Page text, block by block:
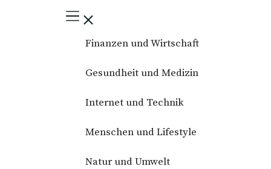
Finanzen und Wirtschaft
Gesundheit und Medizin
Internet und Technik
Menschen und Lifestyle
Natur und Umwelt